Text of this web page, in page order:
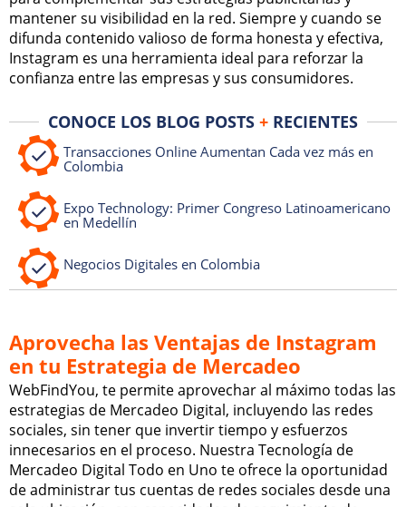
mantener su visibilidad en la red. Siempre y cuando se
difunda contenido valioso de forma honesta y efectiva,
Instagram es una herramienta ideal para reforzar la
confianza entre las empresas y sus consumidores.
CONOCE LOS BLOG POSTS +RECIENTES
Transacciones Online Aumentan Cada vez más en
Colombia
Expo Technology: Primer Congreso Latinoamericano
en Medellín
Negocios Digitales en Colombia
Aprovecha las Ventajas de Instagram
en tu Estrategia de Mercadeo
WebFindYou, te permite aprovechar al máximo todas las
estrategias de Mercadeo Digital, incluyendo las redes
sociales, sin tener que invertir tiempo y esfuerzos
innecesarios en el proceso. Nuestra Tecnología de
Mercadeo Digital Todo en Uno te ofrece la oportunidad
de administrar tus cuentas de redes sociales desde una